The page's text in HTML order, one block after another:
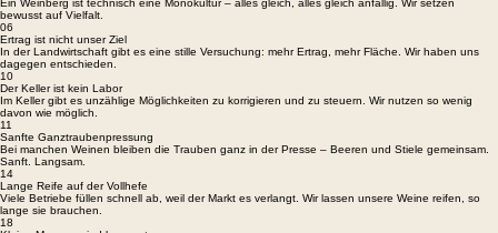
Ein Weinberg ist technisch eine Monokultur – alles gleich, alles gleich anfällig. Wir setzen
bewusst auf Vielfalt.
06
Ertrag ist nicht unser Ziel
In der Landwirtschaft gibt es eine stille Versuchung: mehr Ertrag, mehr Fläche. Wir haben uns
dagegen entschieden.
10
Der Keller ist kein Labor
Im Keller gibt es unzählige Möglichkeiten zu korrigieren und zu steuern. Wir nutzen so wenig
davon wie möglich.
11
Sanfte Ganztraubenpressung
Bei manchen Weinen bleiben die Trauben ganz in der Presse – Beeren und Stiele gemeinsam.
Sanft. Langsam.
14
Lange Reife auf der Vollhefe
Viele Betriebe füllen schnell ab, weil der Markt es verlangt. Wir lassen unsere Weine reifen, so
lange sie brauchen.
18